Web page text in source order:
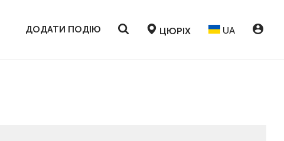
ДОДАТИ ПОДІЮ ЦЮРІХ UA